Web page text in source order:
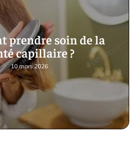
prendre soin de la
capillaire ?
10 mars 2026